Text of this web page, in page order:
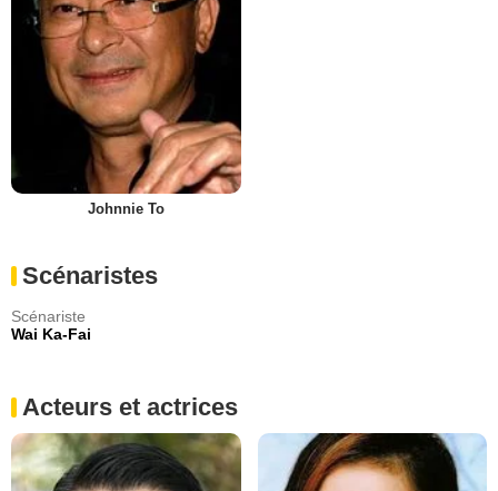
Johnnie To
Scénaristes
Scénariste
Wai Ka-Fai
Acteurs et actrices